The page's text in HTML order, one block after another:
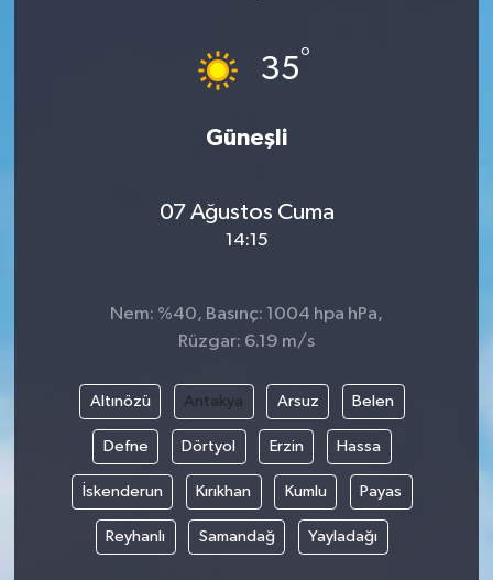
35°
Güneşli
07 Ağustos Cuma
14:15
Nem: %40, Basınç: 1004 hpa hPa,
Rüzgar: 6.19 m/s
Altınözü Antakya Arsuz Belen
Defne Dörtyol Erzin Hassa
İskenderun Kırıkhan Kumlu Payas
Reyhanlı Samandağ Yayladağı